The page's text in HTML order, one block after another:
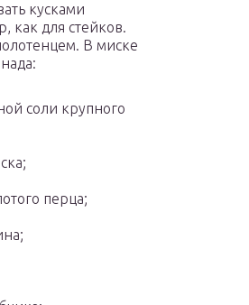
кусками
как для стейков.
В миске
соли крупного
перца;